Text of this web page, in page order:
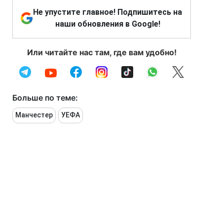
Не упустите главное! Подпишитесь на
наши обновления в Google!
Или читайте нас там, где вам удобно!
Больше по теме:
Манчестер УЕФА